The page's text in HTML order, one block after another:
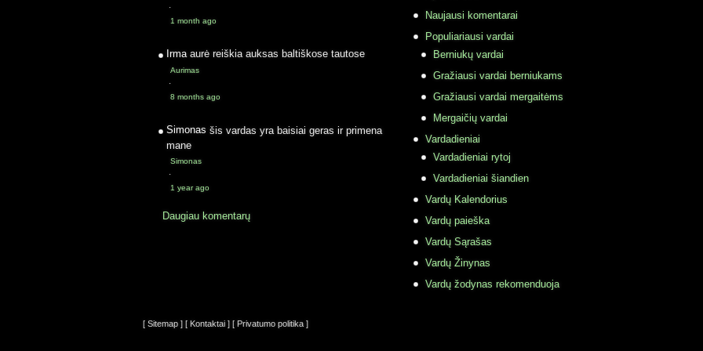
·
1 month ago
Irma aurė reiškia auksas baltiškose tautose
Aurimas
·
8 months ago
Simonas šis vardas yra baisiai geras ir primena
mane
Simonas
·
1 year ago
Daugiau komentarų
Naujausi komentarai
Populiariausi vardai
Berniukų vardai
Gražiausi vardai berniukams
Gražiausi vardai mergaitėms
Mergaičių vardai
Vardadieniai
Vardadieniai rytoj
Vardadieniai šiandien
Vardų Kalendorius
Vardų paieška
Vardų Sąrašas
Vardų Žinynas
Vardų žodynas rekomenduoja
[ Sitemap ] [ Kontaktai ] [ Privatumo politika ]